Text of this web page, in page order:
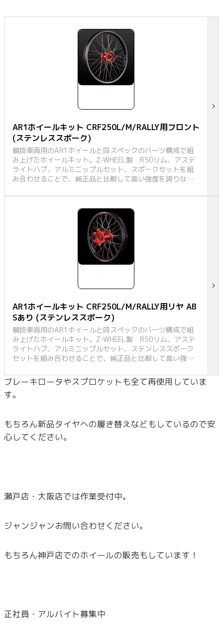
AR1ホイールキット CRF250L/M/RALLY用フロント
(ステンレススポーク)
競技車両用のAR1ホイールと同スペックのパーツ構成で組
み上げたホイールキット。Z-WHEEL製 R50リム、アステ
ライトハブ、アルミニップルセット、スポークセットを組
み合わせることで、純正品と比較して高い強度を誇りなが
ーシング
AR1ホイールキット CRF250L/M/RALLY用リヤ AB
Sあり (ステンレススポーク)
競技車両用のAR1ホイールと同スペックのパーツ構成で組
み上げたホイールキット。Z-WHEEL製 R50リム、アステ
ライトハブ、アルミニップルセット、ステンレススポーク
セットを組み合わせることで、純正品と比較して高い強度
的とした
ブレーキロータやスプロケットも全て再使用していま
す。
もちろん新品タイヤへの履き替えなどもしているので安
心してください。
瀬戸店・大阪店では作業受付中。
ジャンジャンお問い合わせください。
もちろん神戸店でのホイールの販売もしています！
正社員・アルバイト募集中